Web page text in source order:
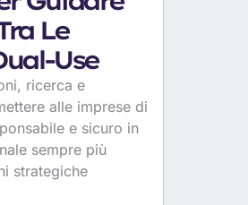
Le
Use
ricerca e
alle imprese di
e sicuro in
sempre più
strategiche